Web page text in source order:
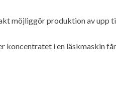
möjliggör produktion av upp
koncentratet i en läskmaskin